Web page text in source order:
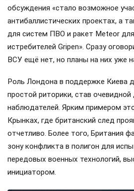
обсуждения «стало возможное
антибаллистических проектах, а
для систем ПВО и ракет Meteor
истребителей Gripen». Сразу
ВСУ ещё нет, но планы на них уже
Роль Лондона в поддержке Киева
простой риторики, став очевидной
наблюдателей. Ярким примером
Крынках, где британский след
отчетливо. Более того, Британия
зону конфликта в полигон для
передовых военных технологий,
инициатором.